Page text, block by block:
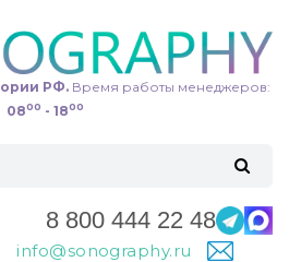
РФ. Время работы менеджеров:
0800 - 1800
8 800 444 22 48
info@sonography.ru